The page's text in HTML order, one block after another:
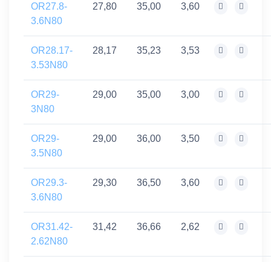
OR27.8-
3.6N80
27,80 35,00 3,60
OR28.17-
3.53N80
28,17 35,23 3,53
OR29-
3N80
29,00 35,00 3,00
OR29-
3.5N80
29,00 36,00 3,50
OR29.3-
3.6N80
29,30 36,50 3,60
OR31.42-
2.62N80
31,42 36,66 2,62